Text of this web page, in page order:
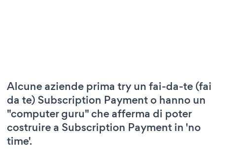
Alcune aziende prima try un fai-da-te (fai
da te) Subscription Payment o hanno un
"computer guru" che afferma di poter
costruire a Subscription Payment in 'no
time'.